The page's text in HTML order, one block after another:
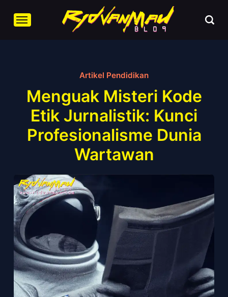
Artikel Pendidikan
Menguak Misteri Kode
Etik Jurnalistik: Kunci
Profesionalisme Dunia
Wartawan